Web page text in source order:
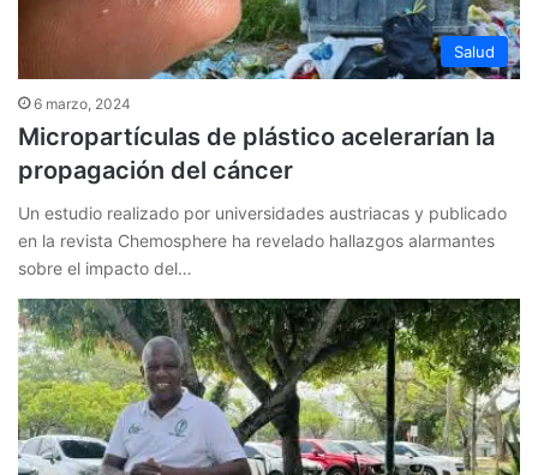
Salud
6 marzo, 2024
Micropartículas de plástico acelerarían la
propagación del cáncer
Un estudio realizado por universidades austriacas y publicado
en la revista Chemosphere ha revelado hallazgos alarmantes
sobre el impacto del…